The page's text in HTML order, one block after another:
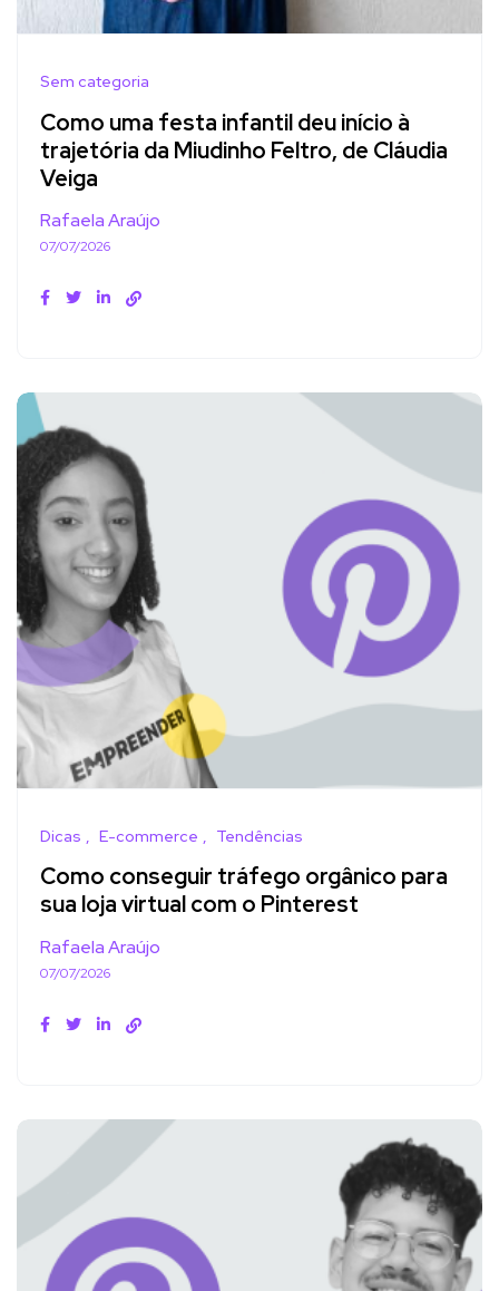
Sem categoria
Como uma festa infantil deu início à
trajetória da Miudinho Feltro, de Cláudia
Veiga
Rafaela Araújo
07/07/2026
Dicas E-commerce Tendências
Como conseguir tráfego orgânico para
sua loja virtual com o Pinterest
Rafaela Araújo
07/07/2026